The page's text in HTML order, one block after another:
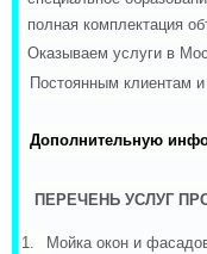
полная комплектация
Оказываем услуги в
Постоянным клиентам
Дополнительную
ПЕРЕЧЕНЬ УСЛУГ
1.
Мойка окон и